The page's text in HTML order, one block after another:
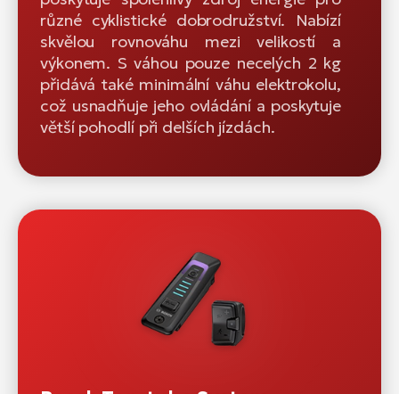
různé cyklistické dobrodružství. Nabízí
skvělou rovnováhu mezi velikostí a
výkonem. S váhou pouze necelých 2 kg
přidává také minimální váhu elektrokolu,
což usnadňuje jeho ovládání a poskytuje
větší pohodlí při delších jízdách.